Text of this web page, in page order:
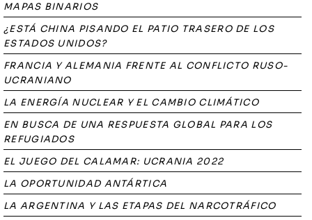
MAPAS BINARIOS
¿ESTÁ CHINA PISANDO EL PATIO TRASERO DE LOS
ESTADOS UNIDOS?
FRANCIA Y ALEMANIA FRENTE AL CONFLICTO RUSO-
UCRANIANO
LA ENERGÍA NUCLEAR Y EL CAMBIO CLIMÁTICO
EN BUSCA DE UNA RESPUESTA GLOBAL PARA LOS
REFUGIADOS
EL JUEGO DEL CALAMAR: UCRANIA 2022
LA OPORTUNIDAD ANTÁRTICA
LA ARGENTINA Y LAS ETAPAS DEL NARCOTRÁFICO